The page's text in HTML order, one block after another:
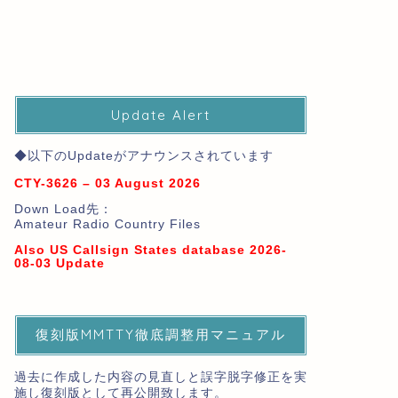
Update Alert
◆以下のUpdateがアナウンスされています
CTY-3626 – 03 August 2026
Down Load先：
Amateur Radio Country Files
Also US Callsign States database 2026-
08-03 Update
復刻版MMTTY徹底調整用マニュアル
過去に作成した内容の見直しと誤字脱字修正を実
施し復刻版として再公開致します。